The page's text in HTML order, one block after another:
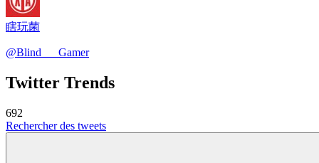
瞎玩菌
@Blind___Gamer
Twitter Trends
692
Rechercher des tweets